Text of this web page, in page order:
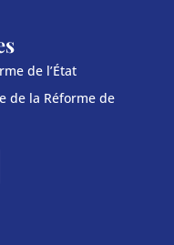
de l’État
de la Réforme de